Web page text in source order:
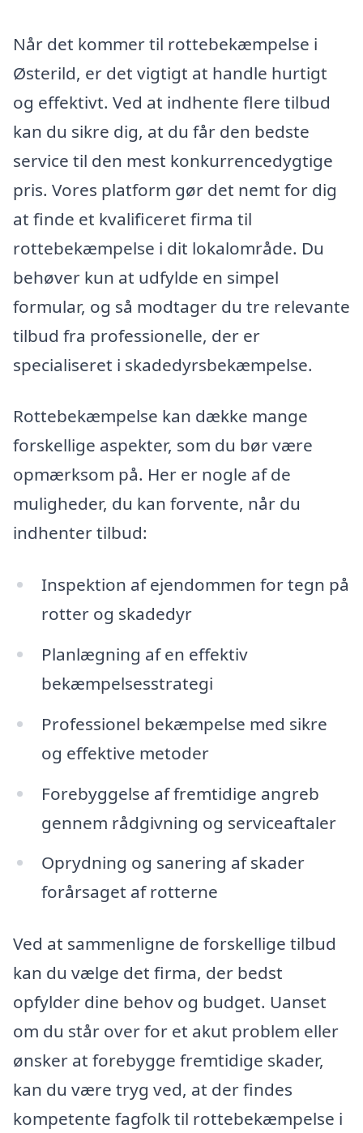
Når det kommer til rottebekæmpelse i
Østerild, er det vigtigt at handle hurtigt
og effektivt. Ved at indhente flere tilbud
kan du sikre dig, at du får den bedste
service til den mest konkurrencedygtige
pris. Vores platform gør det nemt for dig
at finde et kvalificeret firma til
rottebekæmpelse i dit lokalområde. Du
behøver kun at udfylde en simpel
formular, og så modtager du tre relevante
tilbud fra professionelle, der er
specialiseret i skadedyrsbekæmpelse.
Rottebekæmpelse kan dække mange
forskellige aspekter, som du bør være
opmærksom på. Her er nogle af de
muligheder, du kan forvente, når du
indhenter tilbud:
Inspektion af ejendommen for tegn på
rotter og skadedyr
Planlægning af en effektiv
bekæmpelsesstrategi
Professionel bekæmpelse med sikre
og effektive metoder
Forebyggelse af fremtidige angreb
gennem rådgivning og serviceaftaler
Oprydning og sanering af skader
forårsaget af rotterne
Ved at sammenligne de forskellige tilbud
kan du vælge det firma, der bedst
opfylder dine behov og budget. Uanset
om du står over for et akut problem eller
ønsker at forebygge fremtidige skader,
kan du være tryg ved, at der findes
kompetente fagfolk til rottebekæmpelse i